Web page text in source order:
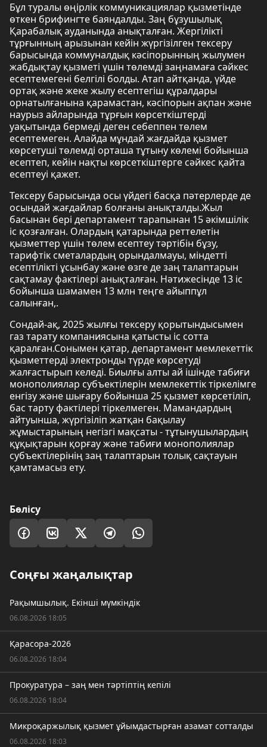
Бұл туралы өңірлік коммуникациялар қызметінде
өткен брифингте баяндалды. Заң бұзушылық
Қарабалық ауданында анықталған. Жергілікті
тұрғынның арызынан кейін жүргізілген тексеру
барысында коммуналдық кәсіпорынның жылумен
жабдықтау қызметі үшін төлемді заңнамаға сәйкес
есептемегені белгілі болды. Атап айтқанда, үйде
ортақ және жеке жылу есептегіш құралдары
орнатылғанына қарамастан, кәсіпорын ақпан және
наурыз айларында тұрғын көрсеткіштерді
уақытында бермеді деген себеппен төлем
есептемеген. Алайда мұндай жағдайда қызмет
көрсетуші төлемді орташа тұтыну көлемі бойынша
есептеп, кейін нақты көрсеткіштерге сәйкес қайта
есептеуі қажет.
Тексеру барысында осы үйдегі басқа пәтерлерде де
осындай жағдайлар болғаны анықталды.Жыл
басынан бері департамент тарапынан 15 әкімшілік
іс қозғалған. Олардың қатарында реттелетін
қызметтер үшін төлем есептеу тәртібін бұзу,
тарифтік сметалардың орындалмауы, міндетті
есептілікті ұсынбау және өзге де заң талаптарын
сақтамау фактілері анықталған. Нәтижесінде 13 іс
бойынша шамамен 13 млн теңге айыппұл
салынған,.
Сондай-ақ, 2025 жылғы тексеру қорытындысымен
газ тарату компаниясына қатысты іс сотта
қаралған.Сонымен қатар, департамент мемлекеттік
қызметтерді электронды түрде көрсетуді
жалғастырып келеді. Биылғы алты ай ішінде табиғи
монополиялар субъектілерін мемлекеттік тіркелімге
енгізу және шығару бойынша 25 қызмет көрсетіліп,
бас тарту фактілері тіркелмеген. Мамандардың
айтуынша, жүргізіліп жатқан бақылау
жұмыстарының негізгі мақсаты - тұтынушылардың
құқықтарын қорғау және табиғи монополиялар
субъектілерінің заң талаптарын толық сақтауын
қамтамасыз ету.
Бөлісу
Соңғы жаңалықтар
Рақымшылық. Екінші мүмкіндік
06.08.2026 18:05
Қарасора-2026
06.08.2026 18:04
Прокуратура – заң мен тәртіптің кепілі
06.08.2026 18:04
Микроқаржылық қызмет ұйымдастырған азамат сотталды
06.08.2026 18:03